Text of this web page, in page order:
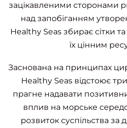
зацікавленими сторонами
над запобіганням
Healthy Seas збирає сітки
їх цінним
Заснована на принципах
Healthy Seas відстоює три
прагне надавати
вплив на морське
розвиток суспільства за